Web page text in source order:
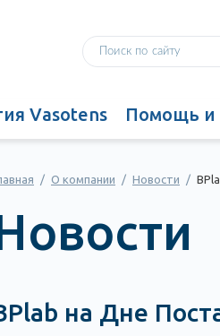
Vasotens Помощь и
/ О компании / Новости /
на Дне